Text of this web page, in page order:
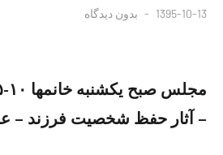
1395-10-13 بدون دیدگاه
– آثار حفظ شخصیت فرزند –